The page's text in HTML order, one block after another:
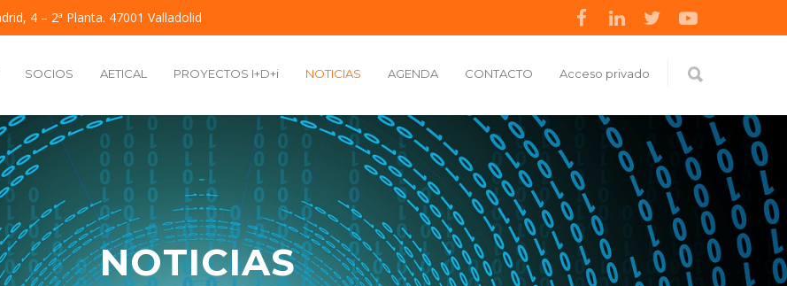
4 – 2ª Planta. 47001 Valladolid
SOCIOS AETICAL PROYECTOS I+D+i NOTICIAS AGENDA CONTACTO Acceso privado
NOTICIAS